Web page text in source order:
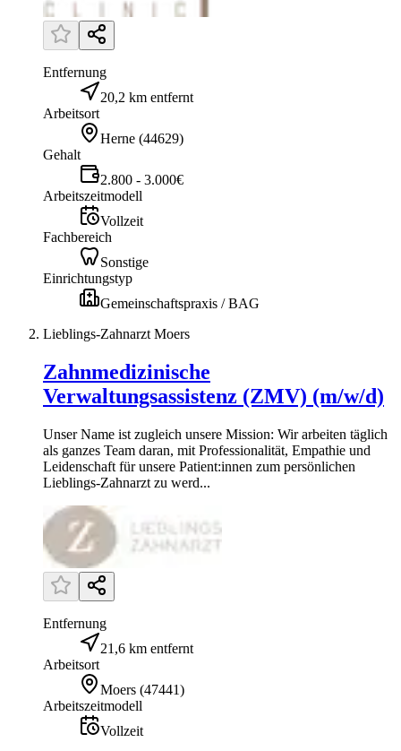
Entfernung
20,2 km entfernt
Arbeitsort
Herne (44629)
Gehalt
2.800 - 3.000€
Arbeitszeitmodell
Vollzeit
Fachbereich
Sonstige
Einrichtungstyp
Gemeinschaftspraxis / BAG
Lieblings-Zahnarzt Moers
Zahnmedizinische
Verwaltungsassistenz (ZMV) (m/w/d)
Unser Name ist zugleich unsere Mission: Wir arbeiten täglich
als ganzes Team daran, mit Professionalität, Empathie und
Leidenschaft für unsere Patient:innen zum persönlichen
Lieblings-Zahnarzt zu werd...
Entfernung
21,6 km entfernt
Arbeitsort
Moers (47441)
Arbeitszeitmodell
Vollzeit